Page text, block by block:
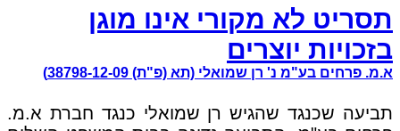
תסריט לא מקורי אינו מוגן
בזכויות יוצרים
א.מ. פרחים בע"מ נ' רן שמואלי (תא (פ"ת) 38798-12-09)
תביעה שכנגד שהגיש רן שמואלי כנגד חברת א.מ.